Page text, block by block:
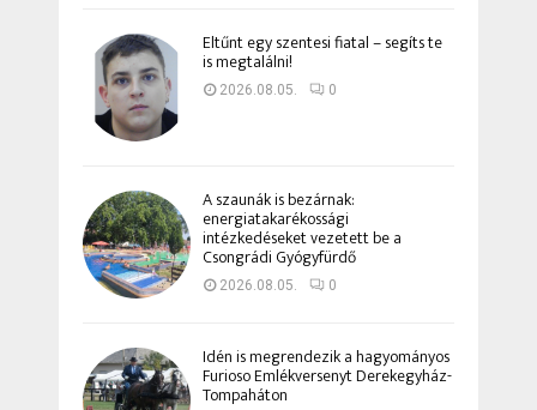
Eltűnt egy szentesi fiatal – segíts te
is megtalálni!
2026.08.05. 0
A szaunák is bezárnak:
energiatakarékossági
intézkedéseket vezetett be a
Csongrádi Gyógyfürdő
2026.08.05. 0
Idén is megrendezik a hagyományos
Furioso Emlékversenyt Derekegyház-
Tompaháton